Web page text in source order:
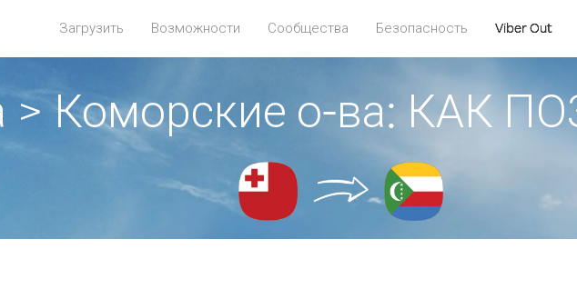
Загрузить Возможности Сообщества Безопасность Viber Out
> Коморские о-ва: КАК